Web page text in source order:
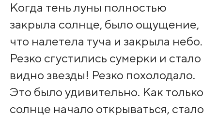
Когда тень луны полностью
закрыла солнце, было ощущение,
что налетела туча и закрыла небо.
Резко сгустились сумерки и стало
видно звезды! Резко похолодало.
Это было удивительно. Как только
солнце начало открываться, стало